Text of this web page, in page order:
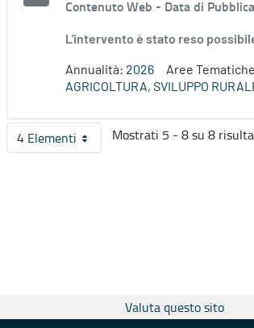
Contenuto Web - Data di
L'intervento è stato reso
Annualità: 2026 Aree
AGRICOLTURA, SVILUPPO
4 ElementiPer pagina
Mostrati 5 - 8 su 8
Valuta questo sito